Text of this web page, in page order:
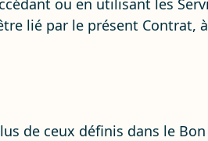
ou en utilisant les
lié par le présent Contrat, à
de ceux définis dans le